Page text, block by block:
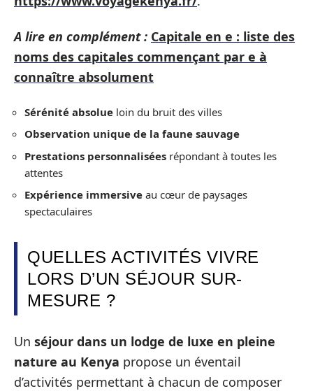
A lire en complément : Capitale en e : liste des
noms des capitales commençant par e à
connaître absolument
Sérénité absolue loin du bruit des villes
Observation unique de la faune sauvage
Prestations personnalisées répondant à toutes les
attentes
Expérience immersive au cœur de paysages
spectaculaires
QUELLES ACTIVITÉS VIVRE
LORS D’UN SÉJOUR SUR-
MESURE ?
Un séjour dans un lodge de luxe en pleine
nature au Kenya propose un éventail
d’activités permettant à chacun de composer